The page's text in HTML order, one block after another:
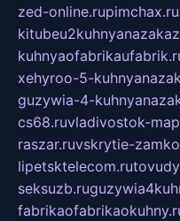
zed-online.rupimchax.ru
xehyroo-5-
guzywia-4-
cs68.ruvladivostok-
raszar.ruvskrytie-
lipetsktelecom.ru
seksuzb.ru